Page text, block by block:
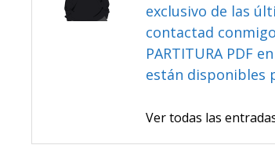
exclusivo de las
contactad
PARTITURA PDF
están disponibles
Ver todas las